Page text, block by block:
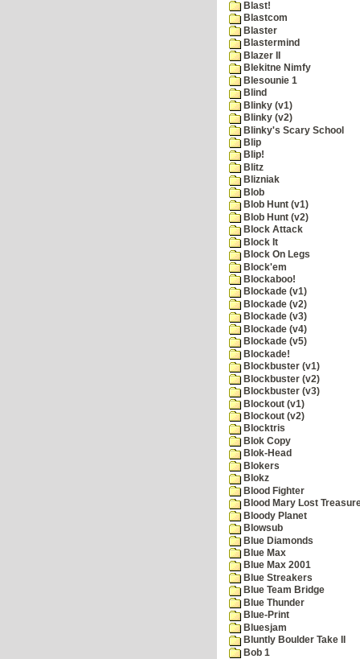
Blast!
Blastcom
Blaster
Blastermind
Blazer II
Blekitne Nimfy
Blesounie 1
Blind
Blinky (v1)
Blinky (v2)
Blinky's Scary School
Blip
Blip!
Blitz
Blizniak
Blob
Blob Hunt (v1)
Blob Hunt (v2)
Block Attack
Block It
Block On Legs
Block'em
Blockaboo!
Blockade (v1)
Blockade (v2)
Blockade (v3)
Blockade (v4)
Blockade (v5)
Blockade!
Blockbuster (v1)
Blockbuster (v2)
Blockbuster (v3)
Blockout (v1)
Blockout (v2)
Blocktris
Blok Copy
Blok-Head
Blokers
Blokz
Blood Fighter
Blood Mary Lost
Bloody Planet
Blowsub
Blue Diamonds
Blue Max
Blue Max 2001
Blue Streakers
Blue Team Bridge
Blue Thunder
Blue-Print
Bluesjam
Bluntly Boulder Take II
Bob 1